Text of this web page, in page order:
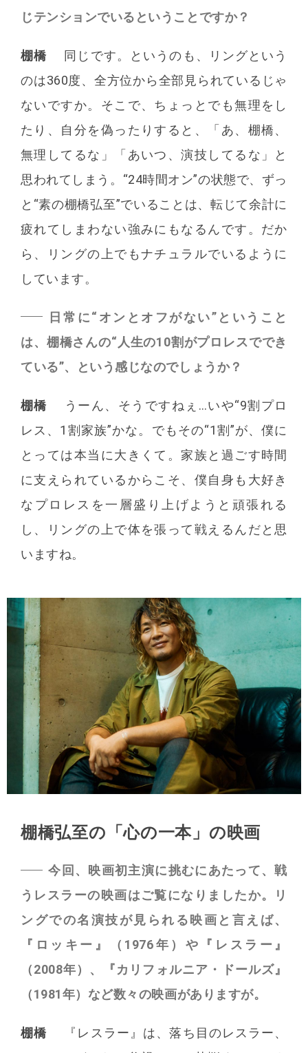
じテンションでいるということですか？
棚橋
同じです。というのも、リングという
のは360度、全方位から全部見られているじゃ
ないですか。そこで、ちょっとでも無理をし
たり、自分を偽ったりすると、「あ、棚橋、
無理してるな」「あいつ、演技してるな」と
思われてしまう。“24時間オン”の状態で、ずっ
と“素の棚橋弘至”でいることは、転じて余計に
疲れてしまわない強みにもなるんです。だか
ら、リングの上でもナチュラルでいるように
しています。
日常に“オンとオフがない”ということ
は、棚橋さんの“人生の10割がプロレスででき
ている”、という感じなのでしょうか？
棚橋
うーん、そうですねぇ…いや“9割プロ
レス、1割家族”かな。でもその“1割”が、僕に
とっては本当に大きくて。家族と過ごす時間
に支えられているからこそ、僕自身も大好き
なプロレスを一層盛り上げようと頑張れる
し、リングの上で体を張って戦えるんだと思
いますね。
棚橋弘至の「心の一本」の映画
今回、映画初主演に挑むにあたって、戦
うレスラーの映画はご覧になりましたか。リ
ングでの名演技が見られる映画と言えば、
『ロッキー』（1976年）や『レスラー』
（2008年）、『カリフォルニア・ドールズ』
（1981年）など数々の映画がありますが。
棚橋
『レスラー』は、落ち目のレスラー、